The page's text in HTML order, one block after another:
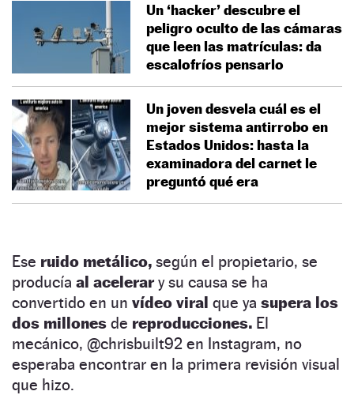
Un ‘hacker’ descubre el
peligro oculto de las cámaras
que leen las matrículas: da
escalofríos pensarlo
Un joven desvela cuál es el
mejor sistema antirrobo en
Estados Unidos: hasta la
examinadora del carnet le
preguntó qué era
Ese ruido metálico, según el propietario, se
producía al acelerary su causa se ha
convertido en un vídeo viral que ya supera los
dos millones de reproducciones. El
mecánico, @chrisbuilt92 en Instagram, no
esperaba encontrar en la primera revisión visual
que hizo.